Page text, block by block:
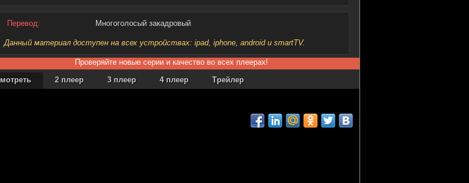
Перевод: Многоголосый закадровый
Данный материал доступен на всех устройствах: ipad, iphone, android и smartTV.
Проверяйте новые серии и качество во всех плеерах!
2 плеер 3 плеер 4 плеер Трейлер